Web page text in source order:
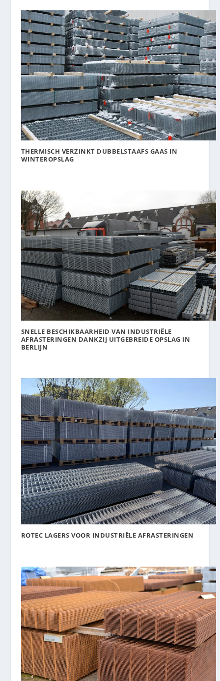
THERMISCH VERZINKT DUBBELSTAAFS GAAS IN
WINTEROPSLAG
SNELLE BESCHIKBAARHEID VAN INDUSTRIËLE
AFRASTERINGEN DANKZIJ UITGEBREIDE OPSLAG IN
BERLIJN
ROTEC LAGERS VOOR INDUSTRIËLE AFRASTERINGEN